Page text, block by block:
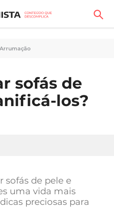
sofás de
los?
de pele e
uma vida mais
preciosas para